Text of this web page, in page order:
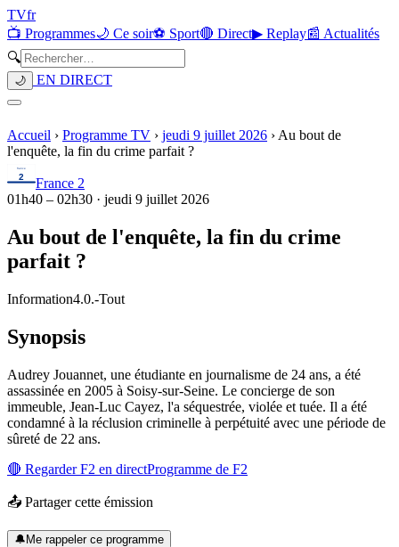
TVfr
📺 Programmes🌙 Ce soir⚽ Sport🔴 Direct▶ Replay📰 Actualités
🔍
🌙 EN DIRECT
Accueil › Programme TV › jeudi 9 juillet 2026 › Au bout de
l'enquête, la fin du crime parfait ?
France 2
01h40 – 02h30 · jeudi 9 juillet 2026
Au bout de l'enquête, la fin du crime
parfait ?
Information4.0.-Tout
Synopsis
Audrey Jouannet, une étudiante en journalisme de 24 ans, a été
assassinée en 2005 à Soisy-sur-Seine. Le concierge de son
immeuble, Jean-Luc Cayez, l'a séquestrée, violée et tuée. Il a été
condamné à la réclusion criminelle à perpétuité avec une période de
sûreté de 22 ans.
🔴 RegarderF2 en directProgramme de F2
📤 Partager cette émission
🔔Me rappeler ce programme